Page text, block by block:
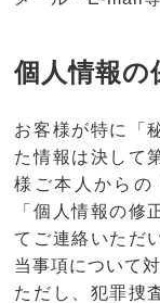
個人情報の
お客様が特に「
た情報は決して
様ご本人からの
「個人情報の修
てご連絡いただ
当事項について
ただし、犯罪捜